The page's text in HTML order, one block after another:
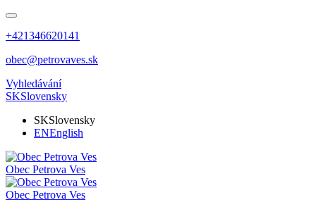
+421346620141
obec@petrovaves.sk
Vyhledávání
SKSlovensky
SKSlovensky
ENEnglish
Obec Petrova Ves
Obec Petrova Ves